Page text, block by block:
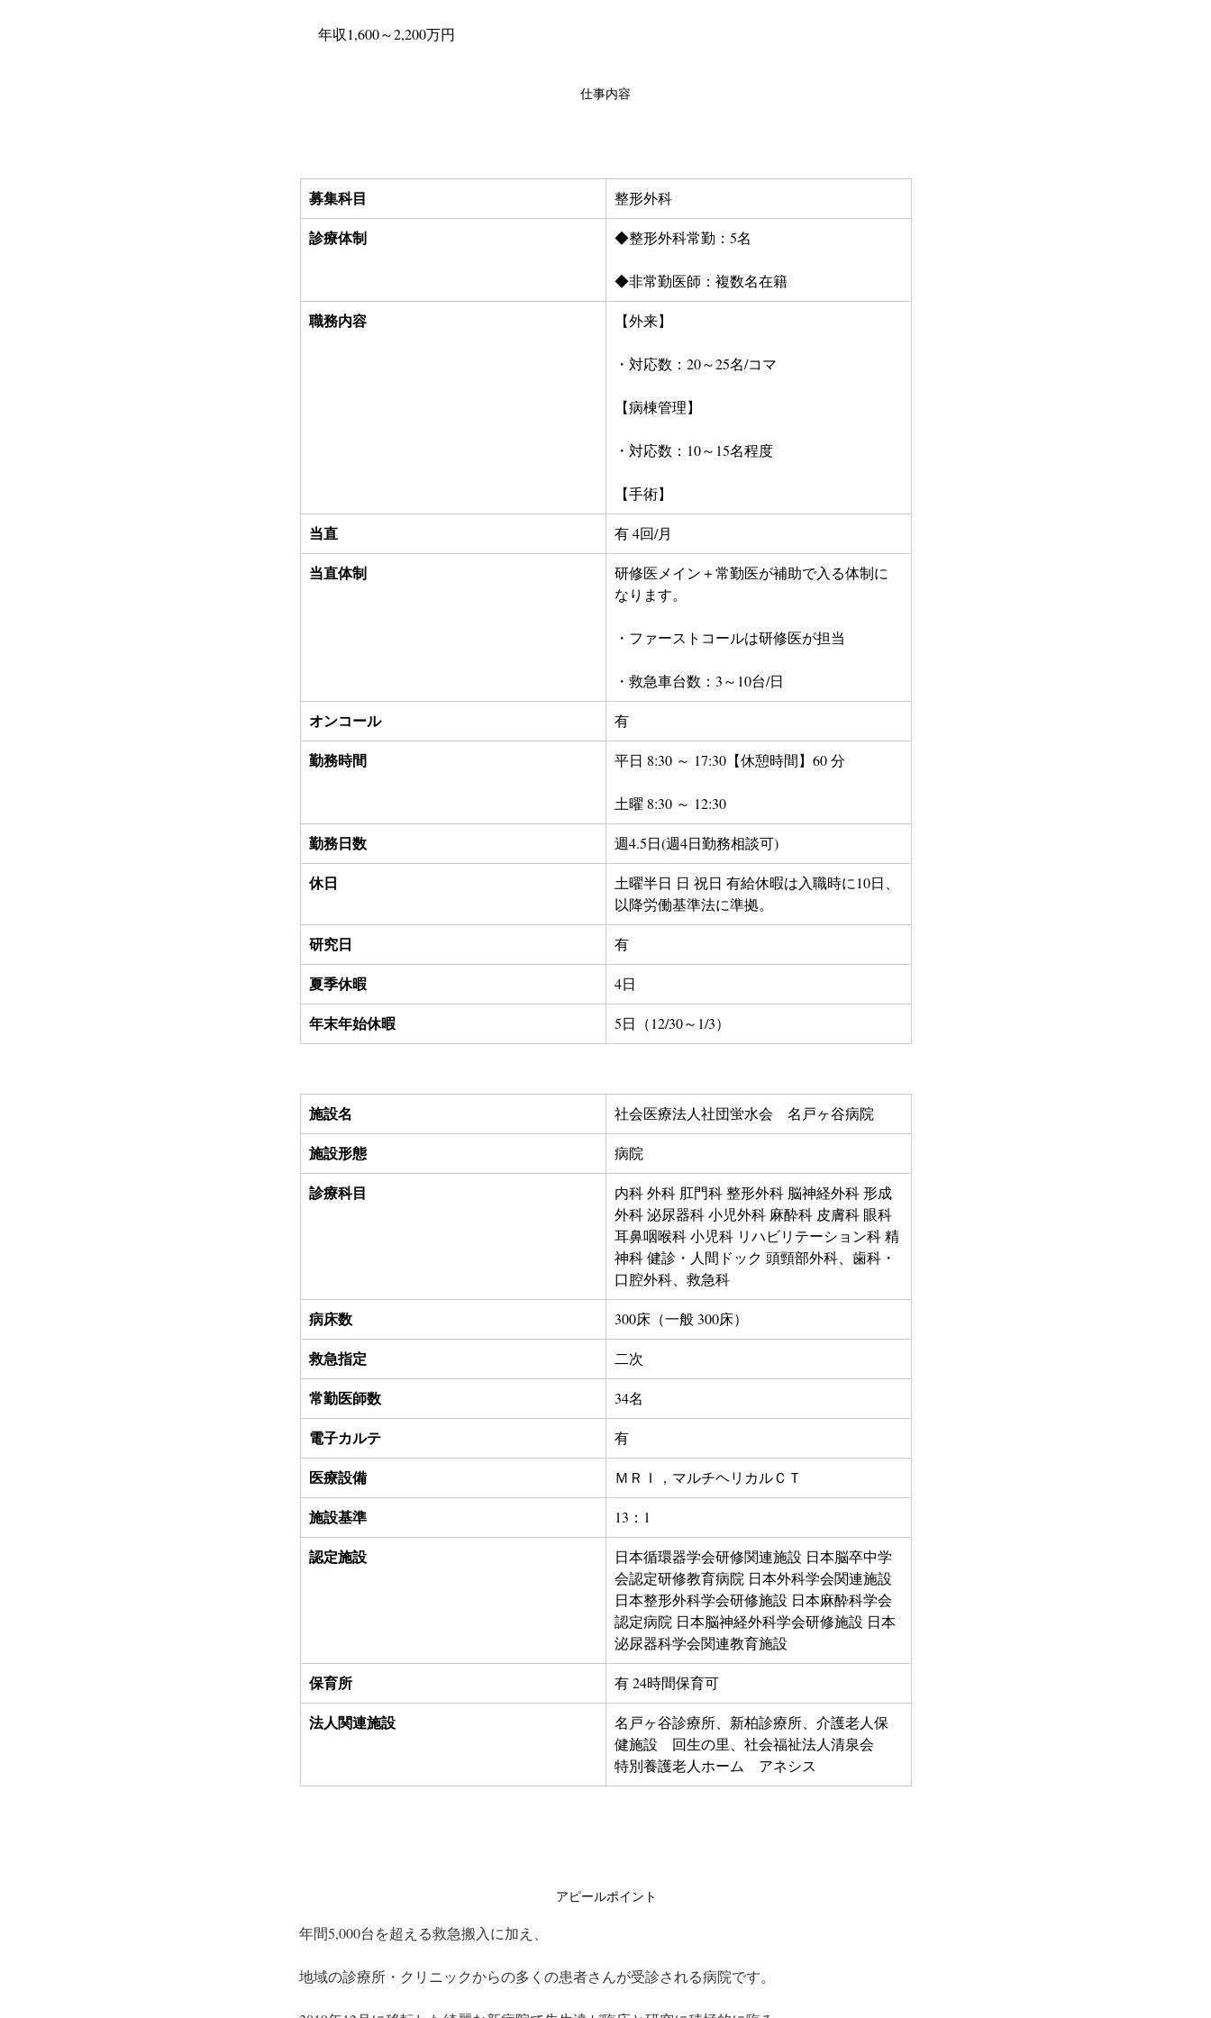
年収1,600～2,200万円
仕事内容
募集科目 整形外科
診療体制 ◆整形外科常勤：5名
◆非常勤医師：複数名在籍
職務内容 【外来】
・対応数：20～25名/コマ
【病棟管理】
・対応数：10～15名程度
【手術】
当直 有 4回/月
当直体制
研修医メイン＋常勤医が補助で入る体制に
なります。
・ファーストコールは研修医が担当
・救急車台数：3～10台/日
オンコール 有
勤務時間 平日 8:30 ～ 17:30【休憩時間】60 分
土曜 8:30 ～ 12:30
勤務日数 週4.5日(週4日勤務相談可)
休日
土曜半日 日 祝日 有給休暇は入職時に10日、
以降労働基準法に準拠。
研究日 有
夏季休暇 4日
年末年始休暇 5日（12/30～1/3）
施設名 社会医療法人社団蛍水会　名戸ヶ谷病院
施設形態 病院
診療科目
内科 外科 肛門科 整形外科 脳神経外科 形成
外科 泌尿器科 小児外科 麻酔科 皮膚科 眼科
耳鼻咽喉科 小児科 リハビリテーション科 精
神科 健診・人間ドック 頭頸部外科、歯科・
口腔外科、救急科
病床数 300床（一般 300床）
救急指定 二次
常勤医師数 34名
電子カルテ 有
医療設備 ＭＲＩ，マルチヘリカルＣＴ
施設基準 13：1
認定施設
日本循環器学会研修関連施設 日本脳卒中学
会認定研修教育病院 日本外科学会関連施設
日本整形外科学会研修施設 日本麻酔科学会
認定病院 日本脳神経外科学会研修施設 日本
泌尿器科学会関連教育施設
保育所 有 24時間保育可
法人関連施設
名戸ヶ谷診療所、新柏診療所、介護老人保
健施設　回生の里、社会福祉法人清泉会
特別養護老人ホーム　アネシス
アピールポイント
年間5,000台を超える救急搬入に加え、
地域の診療所・クリニックからの多くの患者さんが受診される病院です。